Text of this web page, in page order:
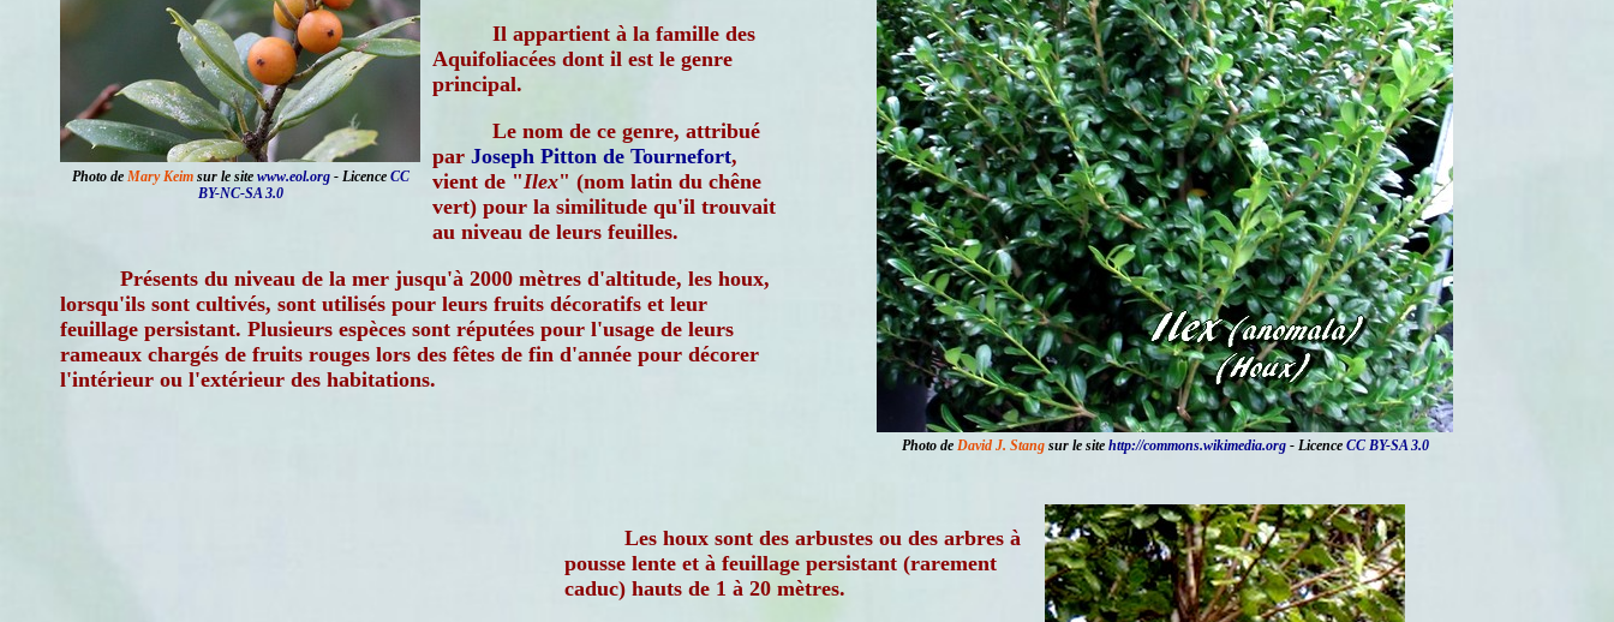
Photo de David J. Stangsur le site http://commons.wikimedia.org- Licence CC BY-SA 3.0
Photo de Mary Keimsur le site www.eol.org- Licence CC
BY-NC-SA 3.0
Il appartient à la famille des
Aquifoliacées dont il est le genre
principal.
Le nom de ce genre, attribué
par Joseph Pitton de Tournefort,
vient de "Ilex" (nom latin du chêne
vert) pour la similitude qu'il trouvait
au niveau de leurs feuilles.
Présents du niveau de la mer jusqu'à 2000 mètres d'altitude, les houx,
lorsqu'ils sont cultivés, sont utilisés pour leurs fruits décoratifs et leur
feuillage persistant. Plusieurs espèces sont réputées pour l'usage de leurs
rameaux chargés de fruits rouges lors des fêtes de fin d'année pour décorer
l'intérieur ou l'extérieur des habitations.
Les houx sont des arbustes ou des arbres à
pousse lente et à feuillage persistant (rarement
caduc) hauts de 1 à 20 mètres.